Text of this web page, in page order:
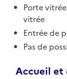
Porte
vitrée
Entrée de
Pas de
Accueil et